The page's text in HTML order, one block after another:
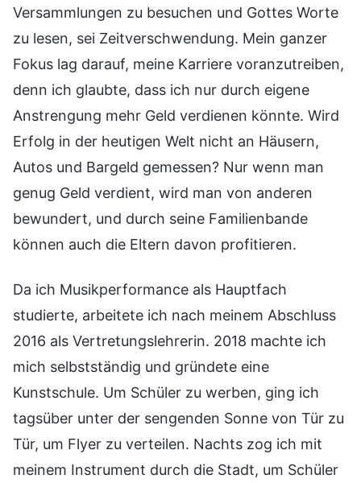
Versammlungen zu besuchen und Gottes Worte
zu lesen, sei Zeitverschwendung. Mein ganzer
Fokus lag darauf, meine Karriere voranzutreiben,
denn ich glaubte, dass ich nur durch eigene
Anstrengung mehr Geld verdienen könnte. Wird
Erfolg in der heutigen Welt nicht an Häusern,
Autos und Bargeld gemessen? Nur wenn man
genug Geld verdient, wird man von anderen
bewundert, und durch seine Familienbande
können auch die Eltern davon profitieren.
Da ich Musikperformance als Hauptfach
studierte, arbeitete ich nach meinem Abschluss
2016 als Vertretungslehrerin. 2018 machte ich
mich selbstständig und gründete eine
Kunstschule. Um Schüler zu werben, ging ich
tagsüber unter der sengenden Sonne von Tür zu
Tür, um Flyer zu verteilen. Nachts zog ich mit
meinem Instrument durch die Stadt, um Schüler